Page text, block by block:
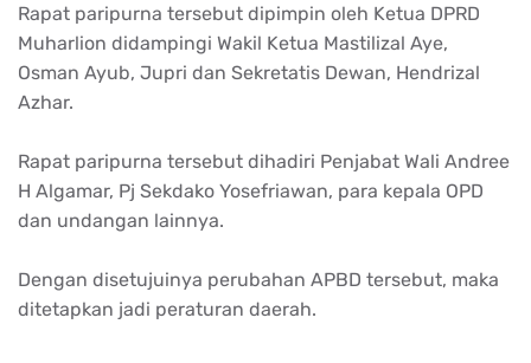
Rapat paripurna tersebut dipimpin oleh Ketua DPRD
Muharlion didampingi Wakil Ketua Mastilizal Aye,
Osman Ayub, Jupri dan Sekretatis Dewan, Hendrizal
Azhar.
Rapat paripurna tersebut dihadiri Penjabat Wali Andree
H Algamar, Pj Sekdako Yosefriawan, para kepala OPD
dan undangan lainnya.
Dengan disetujuinya perubahan APBD tersebut, maka
ditetapkan jadi peraturan daerah.